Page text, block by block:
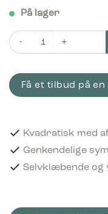
På lager
Piktogram Pap & papir
Få et tilbud på
Kvadratisk med
Genkendelige
Selvklæbende og